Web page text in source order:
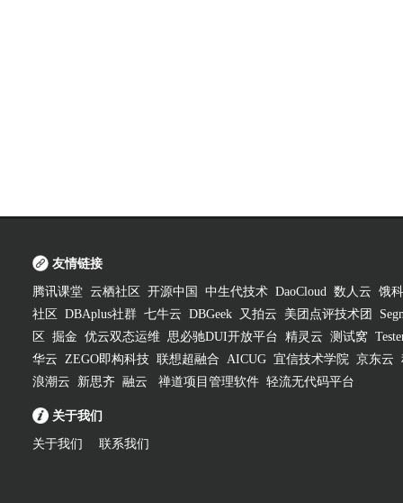
友情链接
腾讯课堂 云栖社区 开源中国 中生代技术 DaoCloud 数人云 饿
社区
DBAplus社群 七牛云 DBGeek 又拍云 美团点评技术团
区
掘金 优云双态运维 思必驰DUI开放平台 精灵云 测试窝
华云 ZEGO即构科技 联想超融合 AICUG 宜信技术学院 京东云
浪潮云
新思齐 融云 禅道项目管理软件 轻流无代码平台
关于我们
关于我们 联系我们